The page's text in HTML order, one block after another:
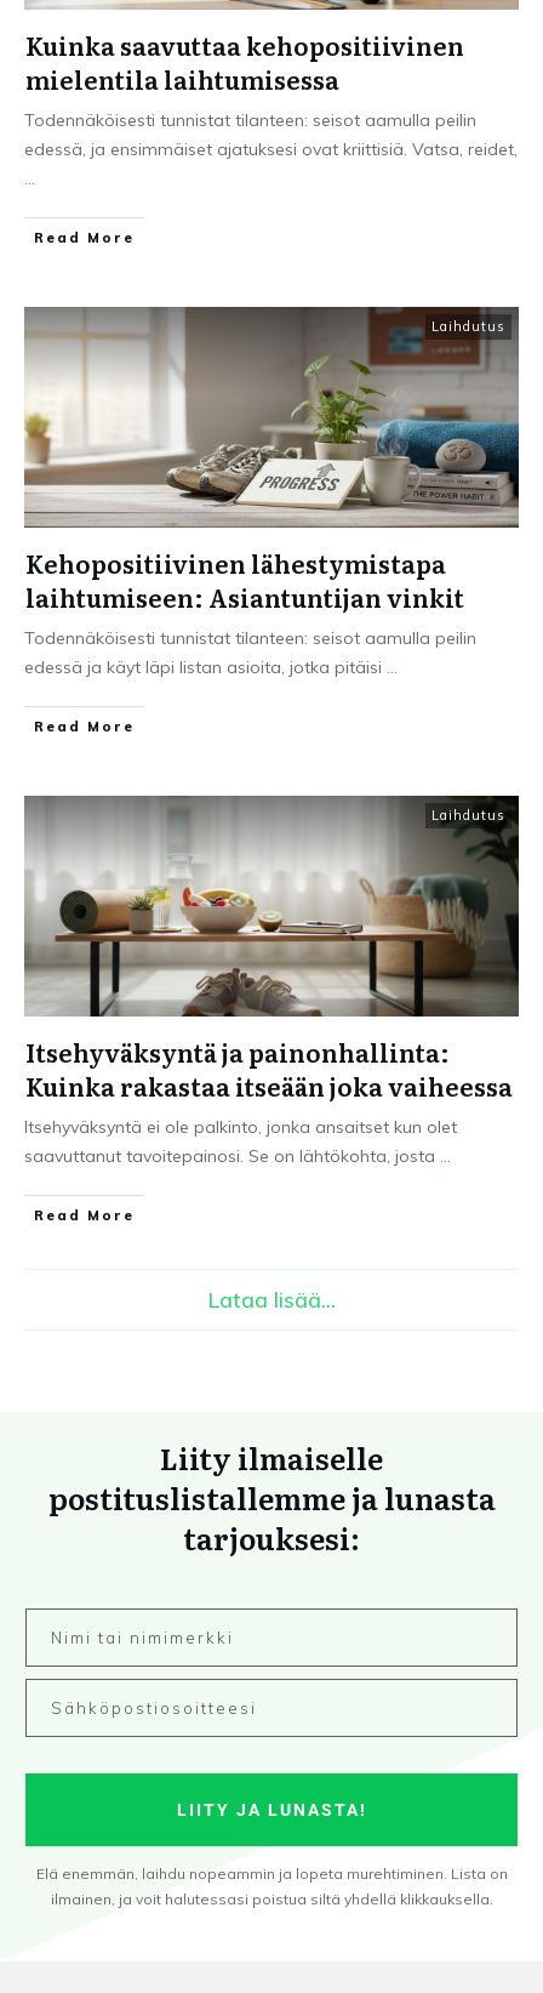
Kuinka saavuttaa kehopositiivinen
mielentila laihtumisessa
Todennäköisesti tunnistat tilanteen: seisot aamulla peilin
edessä, ja ensimmäiset ajatuksesi ovat kriittisiä. Vatsa, reidet,
...
Read More
Laihdutus
Kehopositiivinen lähestymistapa
laihtumiseen: Asiantuntijan vinkit
Todennäköisesti tunnistat tilanteen: seisot aamulla peilin
edessä ja käyt läpi listan asioita, jotka pitäisi ...
Read More
Laihdutus
Itsehyväksyntä ja painonhallinta:
Kuinka rakastaa itseään joka vaiheessa
Itsehyväksyntä ei ole palkinto, jonka ansaitset kun olet
saavuttanut tavoitepainosi. Se on lähtökohta, josta ...
Read More
Lataa lisää...
Liity ilmaiselle
postituslistallemme ja lunasta
tarjouksesi:
LIITY JA LUNASTA!
Elä enemmän, laihdu nopeammin ja lopeta murehtiminen. Lista on
ilmainen, ja voit halutessasi poistua siltä yhdellä klikkauksella.